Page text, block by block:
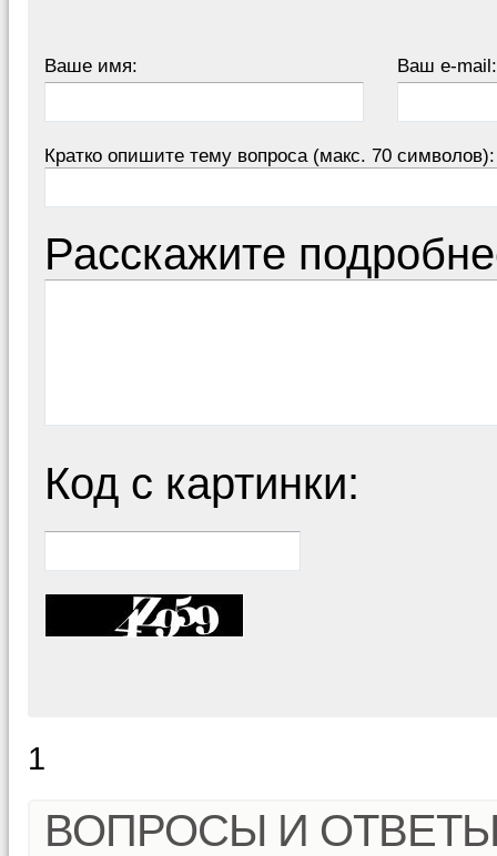
Ваше имя: Ваш e-mail:
Кратко опишите тему вопроса (макс. 70 символов):
Расскажите
Код с картинки:
1
ВОПРОСЫ И